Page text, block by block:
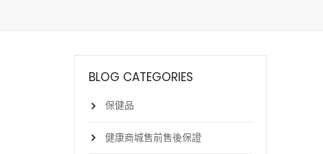
BLOG CATEGORIES
保健品
健康商城售前售後保證